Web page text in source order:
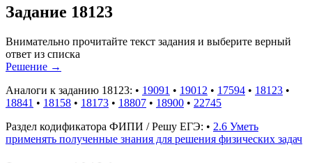
Задание 18123
Внимательно прочитайте текст задания и выберите верный
ответ из списка
Решение →
Аналоги к заданию 18123: • 19091 • 19012 • 17594 • 18123 •
18841 • 18158 • 18173 • 18807 • 18900 • 22745
Раздел кодификатора ФИПИ / Решу ЕГЭ: • 2.6 Уметь
применять полученные знания для решения физических задач